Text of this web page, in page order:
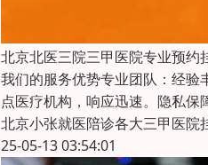
北京北医三院三甲医院专业预约
我们的服务优势专业团队：经验
点医疗机构，响应迅速。隐私
北京小张就医陪诊各大三甲医院
25-05-13 03:54:01